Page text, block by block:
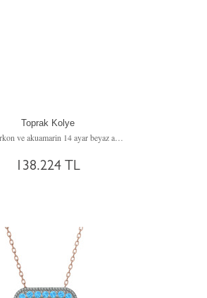
Toprak Kolye
Siyah zirkon ve akuamarin 14 ayar beyaz altın kolye (40 cm rose altın rolo zincir)
138.224 TL